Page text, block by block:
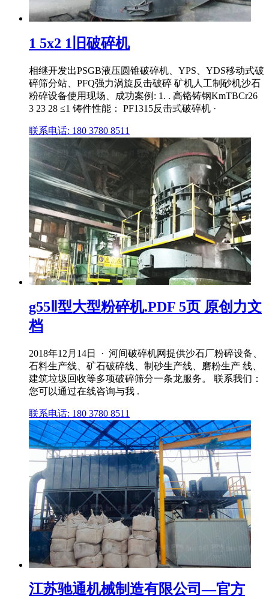
1 5x2 1旧破碎机
相继开发出PSGB液压圆锥破碎机、YPS、YDS移动式破
碎筛分站、PFQ强力涡旋反击破碎 矿机人工制砂机沙石
粉碎设备使用现场、成功案例: 1. . 高铬铸钢KmTBCr26
3 23 28 ≤1 铸件性能： PF1315反击式破碎机 ·
联系电话: 180 3780 8511
g55Ⅱ型大型粉碎机.PDF 5页 原创力文
档
2018年12月14日 · 河间破碎机网提供沙石厂粉碎设备、
石料生产线、矿石破碎线、制砂生产线、磨粉生产 线、
建筑垃圾回收等多项破碎筛分一条龙服务。 联系我们：
您可以通过在线咨询与我 .
联系电话: 180 3780 8511
江苏驰通机械制造有限公司—官方